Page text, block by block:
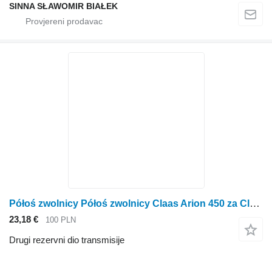
SINNA SŁAWOMIR BIAŁEK
Półoś zwolnicy Półoś zwolnicy Claas Arion 450 za Claas Arion 450 traktora točkaša
23,18 € 100 PLN
Drugi rezervni dio transmisije